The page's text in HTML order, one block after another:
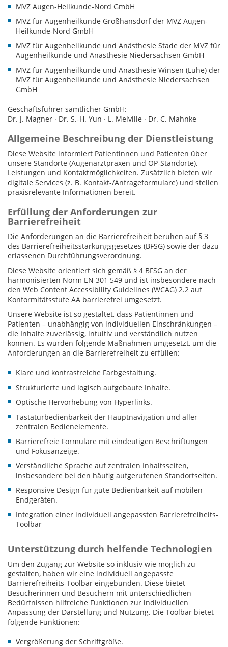
MVZ Augen-Heilkunde-Nord GmbH
MVZ für Augenheilkunde Großhansdorf der MVZ Augen-
Heilkunde-Nord GmbH
MVZ für Augenheilkunde und Anästhesie Stade der MVZ für
Augenheilkunde und Anästhesie Niedersachsen GmbH
MVZ für Augenheilkunde und Anästhesie Winsen (Luhe) der
MVZ für Augenheilkunde und Anästhesie Niedersachsen
GmbH
Geschäftsführer sämtlicher GmbH:
Dr. J. Magner · Dr. S.-H. Yun · L. Melville · Dr. C. Mahnke
Allgemeine Beschreibung der Dienstleistung
Diese Website informiert Patientinnen und Patienten über
unsere Standorte (Augenarztpraxen und OP-Standorte),
Leistungen und Kontaktmöglichkeiten. Zusätzlich bieten wir
digitale Services (z. B. Kontakt-/Anfrageformulare) und stellen
praxisrelevante Informationen bereit.
Erfüllung der Anforderungen zur
Barrierefreiheit
Die Anforderungen an die Barrierefreiheit beruhen auf § 3
des Barrierefreiheitsstärkungsgesetzes (BFSG) sowie der dazu
erlassenen Durchführungsverordnung.
Diese Website orientiert sich gemäß § 4 BFSG an der
harmonisierten Norm EN 301 549 und ist insbesondere nach
den Web Content Accessibility Guidelines (WCAG) 2.2 auf
Konformitätsstufe AA barrierefrei umgesetzt.
Unsere Website ist so gestaltet, dass Patientinnen und
Patienten – unabhängig von individuellen Einschränkungen –
die Inhalte zuverlässig, intuitiv und verständlich nutzen
können. Es wurden folgende Maßnahmen umgesetzt, um die
Anforderungen an die Barrierefreiheit zu erfüllen:
Klare und kontrastreiche Farbgestaltung.
Strukturierte und logisch aufgebaute Inhalte.
Optische Hervorhebung von Hyperlinks.
Tastaturbedienbarkeit der Hauptnavigation und aller
zentralen Bedienelemente.
Barrierefreie Formulare mit eindeutigen Beschriftungen
und Fokusanzeige.
Verständliche Sprache auf zentralen Inhaltsseiten,
insbesondere bei den häufig aufgerufenen Standortseiten.
Responsive Design für gute Bedienbarkeit auf mobilen
Endgeräten.
Integration einer individuell angepassten Barrierefreiheits-
Toolbar
Unterstützung durch helfende Technologien
Um den Zugang zur Website so inklusiv wie möglich zu
gestalten, haben wir eine individuell angepasste
Barrierefreiheits-Toolbar eingebunden. Diese bietet
Besucherinnen und Besuchern mit unterschiedlichen
Bedürfnissen hilfreiche Funktionen zur individuellen
Anpassung der Darstellung und Nutzung. Die Toolbar bietet
folgende Funktionen:
Vergrößerung der Schriftgröße.